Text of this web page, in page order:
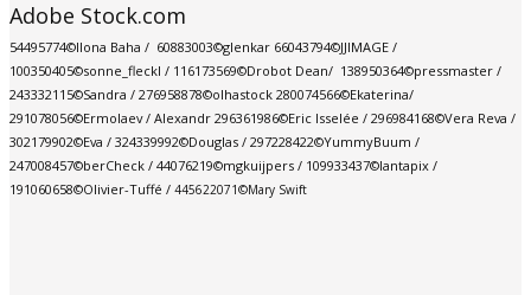
Adobe Stock.com
54495774©Ilona Baha / 60883003©glenkar 66043794©JJIMAGE /
100350405©sonne_fleckl / 116173569©Drobot Dean/ 138950364©pressmaster /
243332115©Sandra / 276958878©olhastock 280074566©Ekaterina/
291078056©Ermolaev / Alexandr 296361986©Eric Isselée / 296984168©Vera Reva /
302179902©Eva / 324339992©Douglas / 297228422©YummyBuum /
247008457©berCheck / 44076219©mgkuijpers / 109933437©lantapix / ​
191060658©Olivier-Tuffé / 445622071©Mary Swift